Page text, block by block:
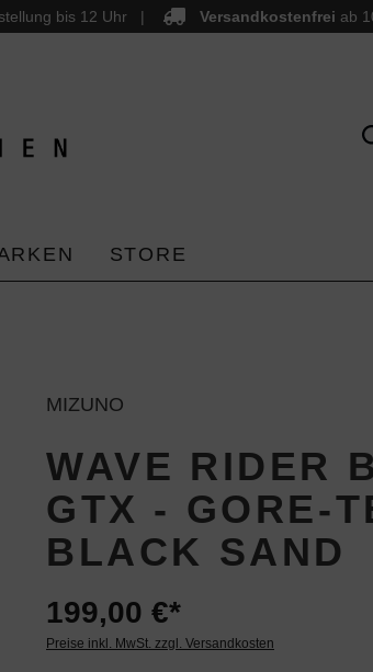
bis 12 Uhr Versandkostenfrei ab
STORE
MIZUNO
WAVE RIDER
GTX - GORE-
BLACK SAND
199,00 €*
Preise inkl. MwSt. zzgl. Versandkosten